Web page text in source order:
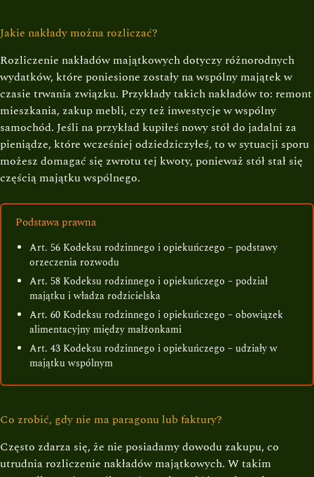
Jakie nakłady można rozliczać?
Rozliczenie nakładów majątkowych dotyczy różnorodnych
wydatków, które poniesione zostały na wspólny majątek w
czasie trwania związku. Przykłady takich nakładów to: remont
mieszkania, zakup mebli, czy też inwestycje w wspólny
samochód. Jeśli na przykład kupiłeś nowy stół do jadalni za
pieniądze, które wcześniej odziedziczyłeś, to w sytuacji sporu
możesz domagać się zwrotu tej kwoty, ponieważ stół stał się
częścią majątku wspólnego.
Podstawa prawna
Art. 56 Kodeksu rodzinnego i opiekuńczego – podstawy
orzeczenia rozwodu
Art. 58 Kodeksu rodzinnego i opiekuńczego – podział
majątku i władza rodzicielska
Art. 60 Kodeksu rodzinnego i opiekuńczego – obowiązek
alimentacyjny między małżonkami
Art. 43 Kodeksu rodzinnego i opiekuńczego – udziały w
majątku wspólnym
Co zrobić, gdy nie ma paragonu lub faktury?
Często zdarza się, że nie posiadamy dowodu zakupu, co
utrudnia rozliczenie nakładów majątkowych. W takim